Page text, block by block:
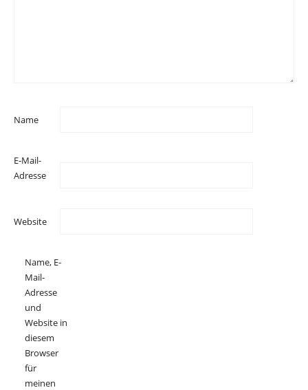
Name
E-Mail-
Adresse
Website
Name, E-
Mail-
Adresse
und
Website in
diesem
Browser
für
meinen